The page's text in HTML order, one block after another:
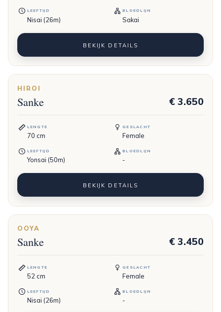
LEEFTIJD
Nisai (26m)
BLOEDLIJN
Sakai
BEKIJK DETAILS
HIROI
Sanke € 3.650
LENGTE
70 cm
GESLACHT
Female
LEEFTIJD
Yonsai (50m)
BLOEDLIJN
-
BEKIJK DETAILS
OOYA
Sanke € 3.450
LENGTE
52 cm
GESLACHT
Female
LEEFTIJD
Nisai (26m)
BLOEDLIJN
-